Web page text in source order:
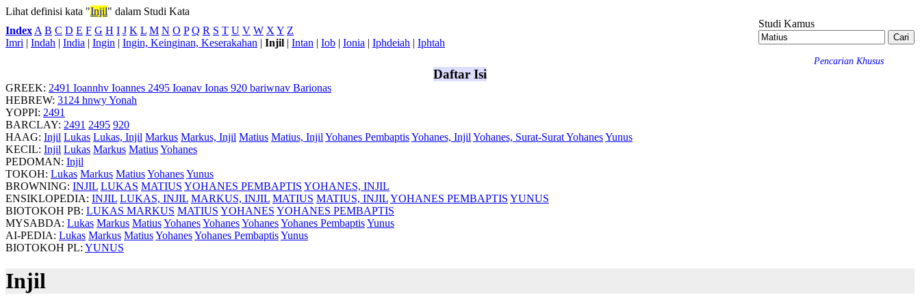
Lihat definisi kata "Injil" dalam Studi Kata
Studi Kamus
Pencarian Khusus
Index: A B C D E F G H I J K L M N O P Q R S T U V W X Y Z
Imri | Indah | India | Ingin | Ingin, Keinginan, Keserakahan | Injil | Intan | Iob | Ionia | Iphdeiah | Iphtah
Daftar Isi
GREEK: 2491 Ioannhv Ioannes 2495 Ioanav Ionas 920 bariwnav Barionas
HEBREW: 3124 hnwyYonah
YOPPI: 2491
BARCLAY: 2491 2495 920
HAAG: Injil Lukas Lukas, Injil Markus Markus, Injil Matius Matius, Injil Yohanes PembaptisYohanes, Injil Yohanes, Surat-Surat YohanesYunus
KECIL: Injil Lukas Markus MatiusYohanes
PEDOMAN: Injil
TOKOH: Lukas Markus MatiusYohanesYunus
BROWNING: INJIL LUKAS MATIUS YOHANES PEMBAPTIS YOHANES, INJIL
ENSIKLOPEDIA: INJIL LUKAS, INJIL MARKUS, INJIL MATIUS MATIUS, INJILYOHANES PEMBAPTIS YUNUS
BIOTOKOH PB: LUKAS MARKUS MATIUS YOHANES YOHANES PEMBAPTIS
MYSABDA: Lukas Markus MatiusYohanesYohanesYohanesYohanes PembaptisYunus
AI-PEDIA: Lukas Markus MatiusYohanesYohanes PembaptisYunus
BIOTOKOH PL: YUNUS
Injil